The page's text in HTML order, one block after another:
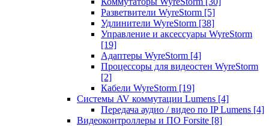
Разветвители WyreStorm [5]
Удлинители WyreStorm [38]
Управление и аксессуары WyreStorm
[19]
Адаптеры WyreStorm [4]
Процессоры для видеостен WyreStorm
[2]
Кабели WyreStorm [19]
Системы AV коммутации Lumens [4]
Передача аудио / видео по IP Lumens [4]
Видеоконтроллеры и ПО Forsite [8]